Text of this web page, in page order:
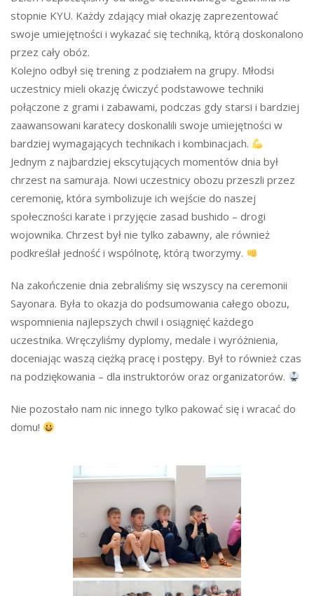
stopnie KYU. Każdy zdający miał okazję zaprezentować
swoje umiejętności i wykazać się techniką, którą doskonalono
przez cały obóz.
Kolejno odbył się trening z podziałem na grupy. Młodsi
uczestnicy mieli okazję ćwiczyć podstawowe techniki
połączone z grami i zabawami, podczas gdy starsi i bardziej
zaawansowani karatecy doskonalili swoje umiejętności w
bardziej wymagających technikach i kombinacjach.
Jednym z najbardziej ekscytujących momentów dnia był
chrzest na samuraja. Nowi uczestnicy obozu przeszli przez
ceremonię, która symbolizuje ich wejście do naszej
społeczności karate i przyjęcie zasad bushido – drogi
wojownika. Chrzest był nie tylko zabawny, ale również
podkreślał jedność i wspólnotę, którą tworzymy.
Na zakończenie dnia zebraliśmy się wszyscy na ceremonii
Sayonara. Była to okazja do podsumowania całego obozu,
wspomnienia najlepszych chwil i osiągnięć każdego
uczestnika. Wręczyliśmy dyplomy, medale i wyróżnienia,
doceniając waszą ciężką pracę i postępy. Był to również czas
na podziękowania – dla instruktorów oraz organizatorów.
Nie pozostało nam nic innego tylko pakować się i wracać do
domu!